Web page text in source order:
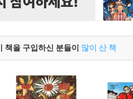
책을 구입하신 분들이 많이 산 책